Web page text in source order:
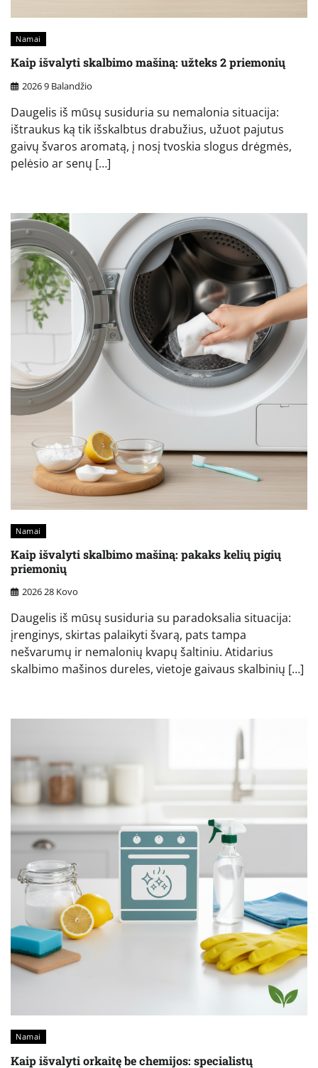
Namai
Kaip išvalyti skalbimo mašiną: užteks 2 priemonių
2026 9 Balandžio
Daugelis iš mūsų susiduria su nemalonia situacija:
ištraukus ką tik išskalbtus drabužius, užuot pajutus
gaivų švaros aromatą, į nosį tvoskia slogus drėgmės,
pelėsio ar senų […]
Namai
Kaip išvalyti skalbimo mašiną: pakaks kelių pigių
priemonių
2026 28 Kovo
Daugelis iš mūsų susiduria su paradoksalia situacija:
įrenginys, skirtas palaikyti švarą, pats tampa
nešvarumų ir nemalonių kvapų šaltiniu. Atidarius
skalbimo mašinos dureles, vietoje gaivaus skalbinių […]
Namai
Kaip išvalyti orkaitę be chemijos: specialistų